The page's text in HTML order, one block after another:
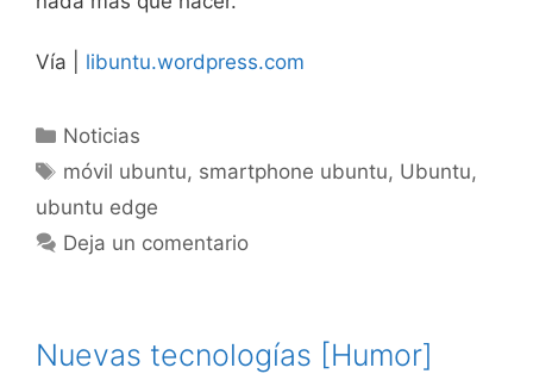
Vía | libuntu.wordpress.com
Categorías
Noticias
Etiquetas
móvil ubuntu, smartphone ubuntu, Ubuntu,
ubuntu edge
Deja un comentario
Nuevas tecnologías [Humor]